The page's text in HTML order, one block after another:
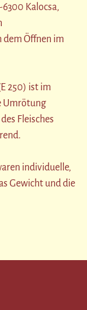
Kalocsa,
dem Öffnen im
250) ist im
Umrötung
Fleisches
individuelle,
Gewicht und die